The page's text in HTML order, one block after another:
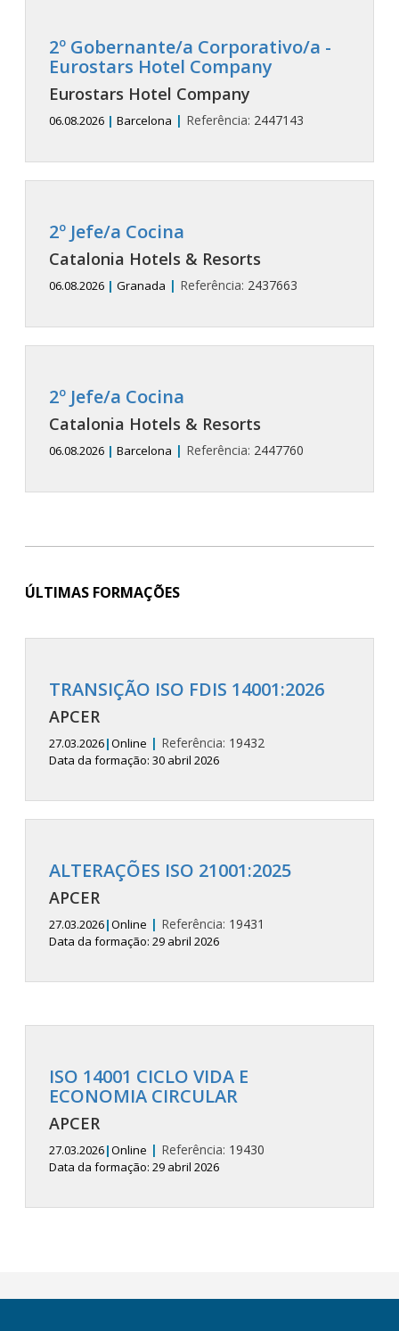
2º Gobernante/a Corporativo/a -
Eurostars Hotel Company
Eurostars Hotel Company
06.08.2026 | Barcelona | Referência: 2447143
2º Jefe/a Cocina
Catalonia Hotels & Resorts
06.08.2026 | Granada | Referência: 2437663
2º Jefe/a Cocina
Catalonia Hotels & Resorts
06.08.2026 | Barcelona | Referência: 2447760
ÚLTIMAS FORMAÇÕES
TRANSIÇÃO ISO FDIS 14001:2026
APCER
27.03.2026|Online | Referência: 19432
Data da formação: 30 abril 2026
ALTERAÇÕES ISO 21001:2025
APCER
27.03.2026|Online | Referência: 19431
Data da formação: 29 abril 2026
ISO 14001 CICLO VIDA E
ECONOMIA CIRCULAR
APCER
27.03.2026|Online | Referência: 19430
Data da formação: 29 abril 2026